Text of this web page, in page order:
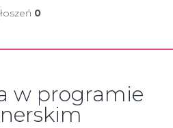
0
w programie